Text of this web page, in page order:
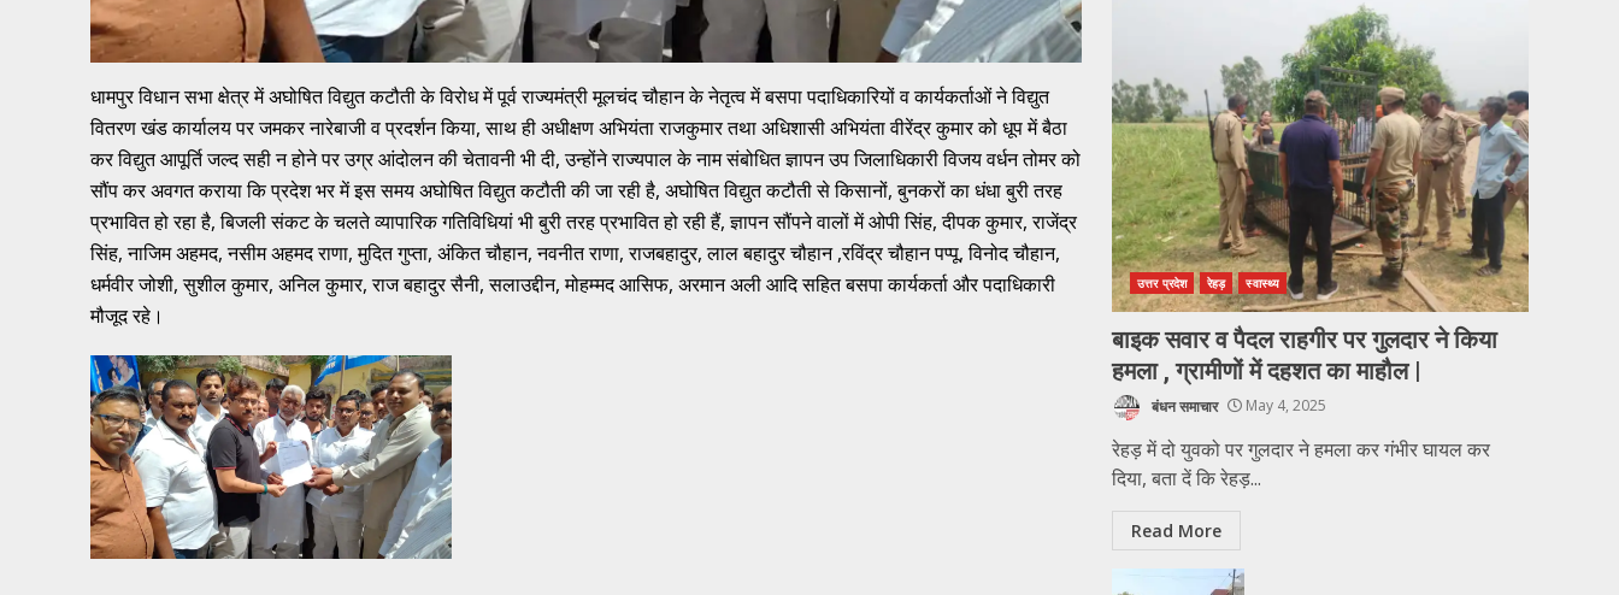
धामपुर विधान सभा क्षेत्र में अघोषित विद्युत कटौती के विरोध में पूर्व राज्यमंत्री मूलचंद चौहान के नेतृत्व में बसपा पदाधिकारियों व कार्यकर्ताओं ने विद्युत
वितरण खंड कार्यालय पर जमकर नारेबाजी व प्रदर्शन किया, साथ ही अधीक्षण अभियंता राजकुमार तथा अधिशासी अभियंता वीरेंद्र कुमार को धूप में बैठा
कर विद्युत आपूर्ति जल्द सही न होने पर उग्र आंदोलन की चेतावनी भी दी, उन्होंने राज्यपाल के नाम संबोधित ज्ञापन उप जिलाधिकारी विजय वर्धन तोमर को
सौंप कर अवगत कराया कि प्रदेश भर में इस समय अघोषित विद्युत कटौती की जा रही है, अघोषित विद्युत कटौती से किसानों, बुनकरों का धंधा बुरी तरह
प्रभावित हो रहा है, बिजली संकट के चलते व्यापारिक गतिविधियां भी बुरी तरह प्रभावित हो रही हैं, ज्ञापन सौंपने वालों में ओपी सिंह, दीपक कुमार, राजेंद्र
सिंह, नाजिम अहमद, नसीम अहमद राणा, मुदित गुप्ता, अंकित चौहान, नवनीत राणा, राजबहादुर, लाल बहादुर चौहान ,रविंद्र चौहान पप्पू, विनोद चौहान,
धर्मवीर जोशी, सुशील कुमार, अनिल कुमार, राज बहादुर सैनी, सलाउद्दीन, मोहम्मद आसिफ, अरमान अली आदि सहित बसपा कार्यकर्ता और पदाधिकारी
मौजूद रहे।
उत्तर प्रदेश रेहड़ स्वास्थ्य
बाइक सवार व पैदल राहगीर पर गुलदार ने किया
हमला , ग्रामीणों में दहशत का माहौल |
बंधन समाचार May 4, 2025
रेहड़ में दो युवको पर गुलदार ने हमला कर गंभीर घायल कर
दिया, बता दें कि रेहड़...
Read More